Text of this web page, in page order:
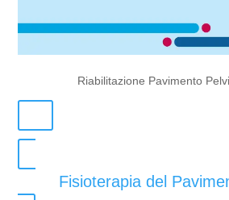
Riabilitazione Pavimento
Fisioterapia del